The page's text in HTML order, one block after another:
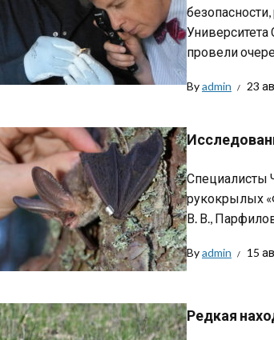
провели
Byadmin 23
Специалисты
рукокрылых
В. В.,
Byadmin 15
Редкая